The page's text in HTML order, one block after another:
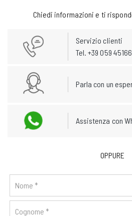
Chiedi informazioni e ti
Servizio clienti
Tel. +39 059
Parla con un
Assistenza con
OPPURE